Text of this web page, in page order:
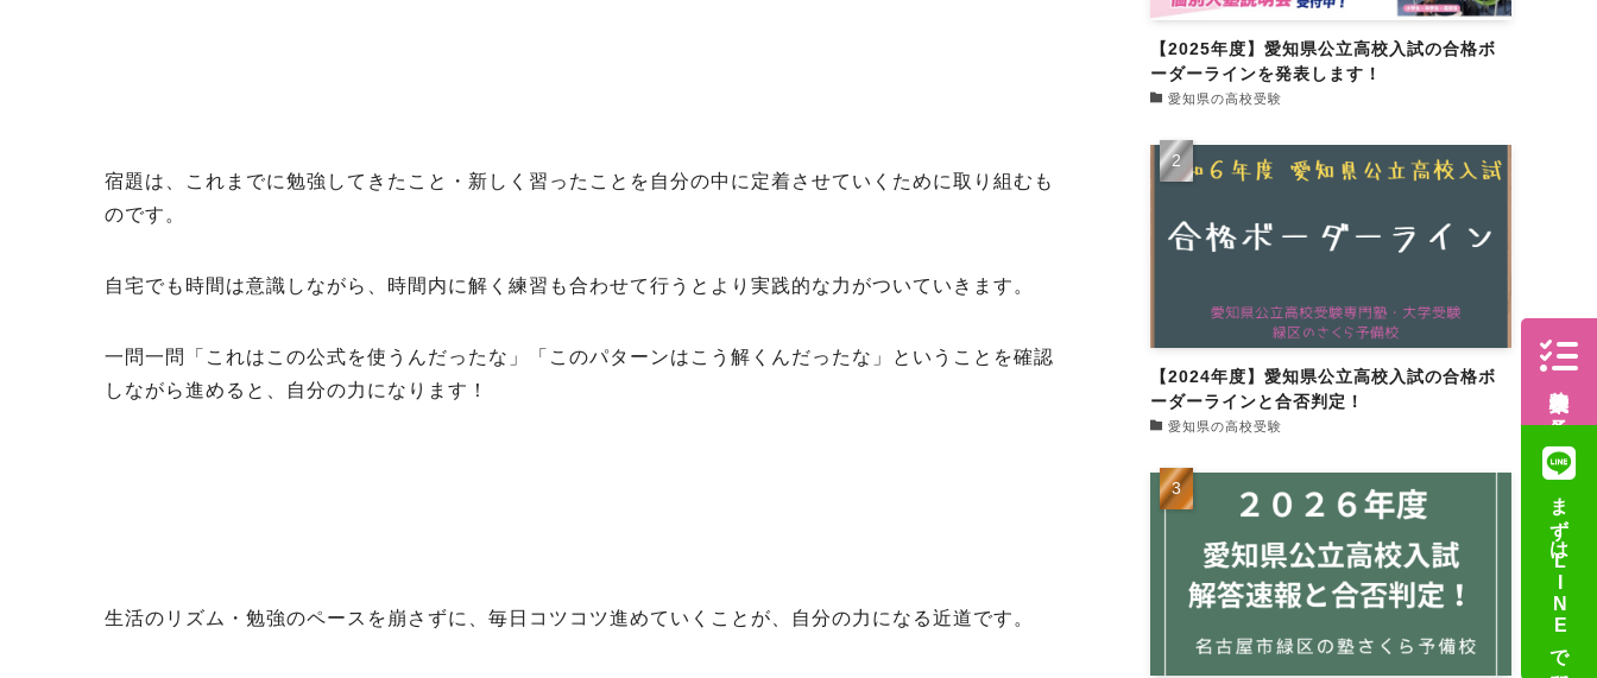
宿題は、これまでに勉強してきたこと・新しく習ったことを自分の中に定着させていくために取り組むも
のです。
自宅でも時間は意識しながら、時間内に解く練習も合わせて行うとより実践的な力がついていきます。
一問一問「これはこの公式を使うんだったな」「このパターンはこう解くんだったな」ということを確認
しながら進めると、自分の力になります！
生活のリズム・勉強のペースを崩さずに、毎日コツコツ進めていくことが、自分の力になる近道です。
【2025年度】愛知県公立高校入試の合格ボ
ーダーラインを発表します！
愛知県の高校受験
【2024年度】愛知県公立高校入試の合格ボ
ーダーラインと合否判定！
愛知県の高校受験
体験授業の予約
まずはLINEで質問